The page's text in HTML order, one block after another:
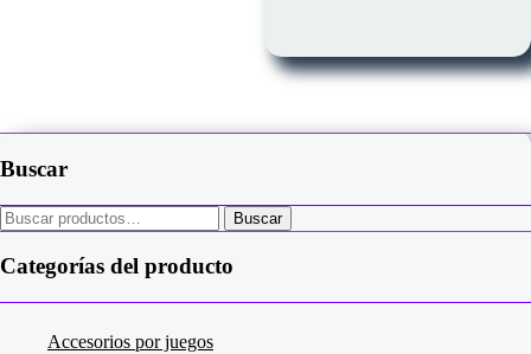
Las
opciones
pueden
página
de
Buscar
Buscar
por:
Buscar
Categorías del producto
Accesorios por juegos